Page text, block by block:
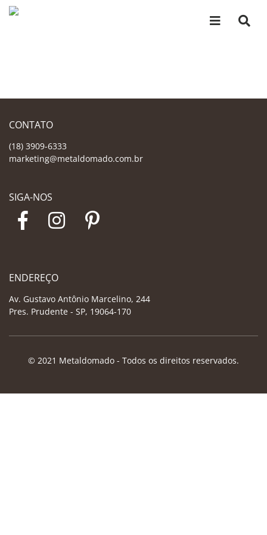
CONTATO
(18) 3909-6333
marketing@metaldomado.com.br
SIGA-NOS
ENDEREÇO
Av. Gustavo Antônio Marcelino, 244
Pres. Prudente - SP, 19064-170
© 2021 Metaldomado - Todos os direitos reservados.